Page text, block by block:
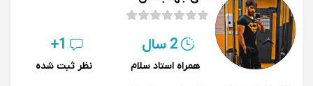
2 سال
همراه استاد سلام
1+
نظر ثبت شده